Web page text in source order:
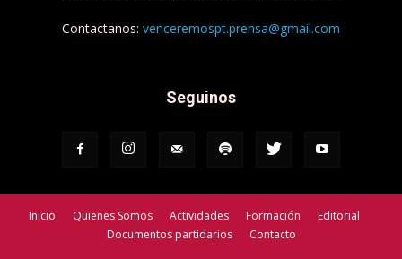
Contactanos: venceremospt.prensa@gmail.com
Seguinos
Inicio Quienes Somos Actividades Formación
Editorial
Documentos partidarios
Contacto